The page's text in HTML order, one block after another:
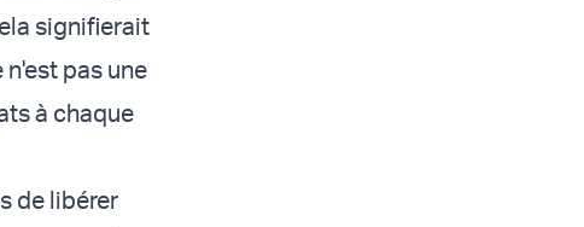
signifierait
pas une
à chaque
de libérer